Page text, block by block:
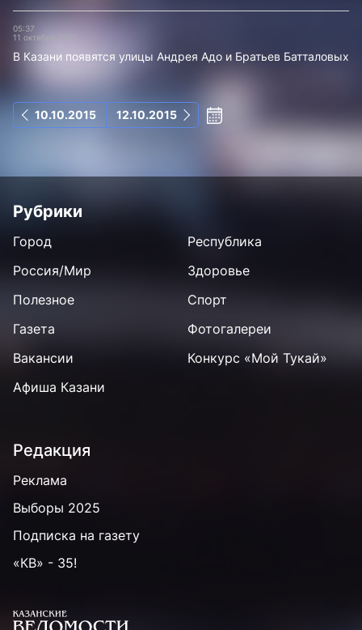
05:37
11 октября 2015
В Казани появятся улицы Андрея Адо и Братьев Батталовых
10.10.2015 12.10.2015
Рубрики
Город
Республика
Россия/Мир
Здоровье
Полезное
Спорт
Газета
Фотогалереи
Вакансии
Конкурс «Мой Тукай»
Афиша Казани
Редакция
Реклама
Выборы 2025
Подписка на газету
«КВ» - 35!